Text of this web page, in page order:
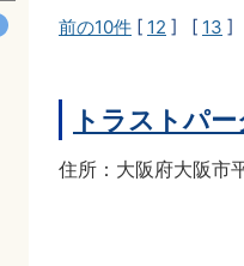
前の10件 [ 12 ] [ 13 ]
トラストパ
住所：大阪府大阪市